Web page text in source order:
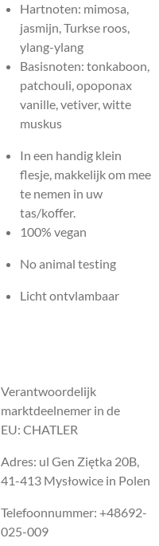
Hartnoten: mimosa,
jasmijn, Turkse roos,
ylang-ylang
Basisnoten: tonkaboon,
patchouli, opoponax
vanille, vetiver, witte
muskus
In een handig klein
flesje, makkelijk om mee
te nemen in uw
tas/koffer.
100% vegan
No animal testing
Licht ontvlambaar
Verantwoordelijk
marktdeelnemer in de
EU: CHATLER
Adres: ul Gen Ziętka 20B,
41-413 Mysłowice in Polen
Telefoonnummer: +48692-
025-009